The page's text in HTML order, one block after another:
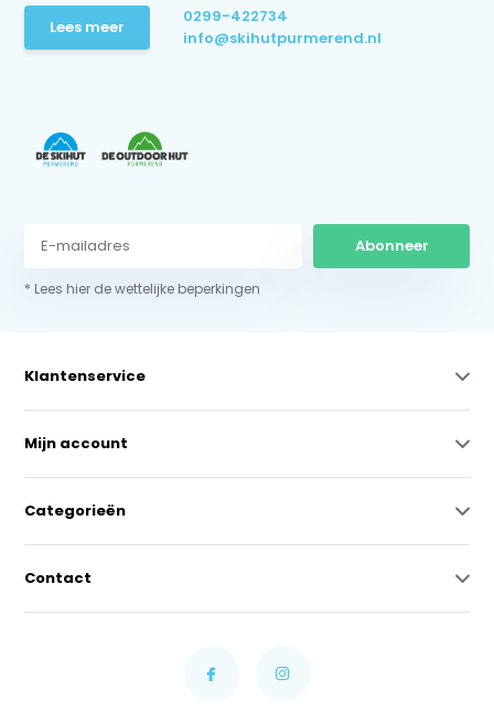
Lees meer
0299-422734
info@skihutpurmerend.nl
Abonneer
* Lees hier de wettelijke beperkingen
Klantenservice
Mijn account
Categorieën
Contact